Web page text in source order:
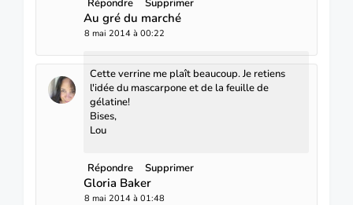
Répondre Supprimer
Au gré du marché
8 mai 2014 à 00:22
Cette verrine me plaît beaucoup. Je retiens
l'idée du mascarpone et de la feuille de
gélatine!
Bises,
Lou
Répondre Supprimer
Gloria Baker
8 mai 2014 à 01:48